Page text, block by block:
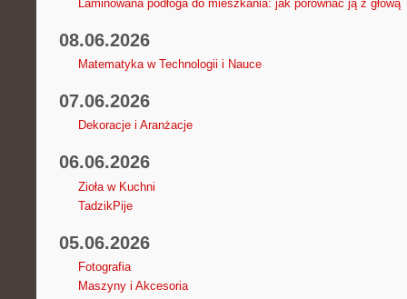
Laminowana podłoga do mieszkania: jak porównać ją z głową
08.06.2026
Matematyka w Technologii i Nauce
07.06.2026
Dekoracje i Aranżacje
06.06.2026
Zioła w Kuchni
TadzikPije
05.06.2026
Fotografia
Maszyny i Akcesoria